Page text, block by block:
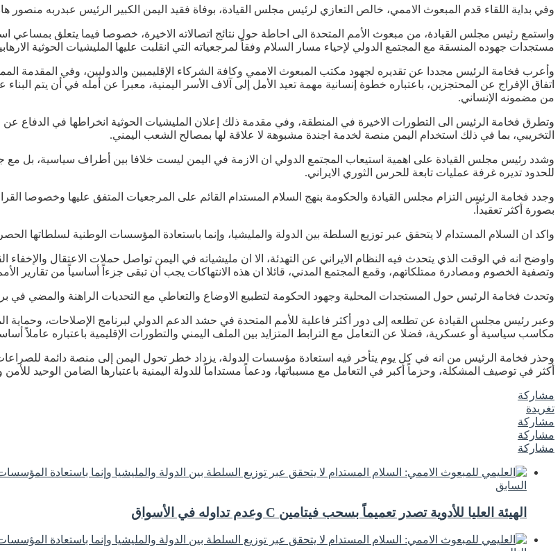
وفي بداية اللقاء قدم المبعوث الاممي، خالص التعازي لرئيس مجلس القيادة، بوفاة فقيد اليمن الكبير الرئيس عبدربه منصور
مستجدات جهوده المنسقة مع المجتمع الدولي لإحياء مسار السلام وفقاً لمرجعياته التي انقلبت عليها المليشيات الحوثية
وأعرب فخامة الرئيس مجددا عن تقديره لجهود مكتب المبعوث الاممي وكافة الشركاء الإقليميين والدوليين، وفي المقدمة
اتفاق الإفراج عن المحتجزين، باعتباره خطوة إنسانية مهمة تعيد الأمل إلى آلاف الأسر اليمنية، معبرا عن أمله في أن يتم
من مضمونه الإنساني.
وتطرق فخامة الرئيس الى التطورات الاخيرة في المنطقة، وفي مقدمة ذلك إعلان المليشيات الحوثية انخراطها في الدفاع عن
التخريبي، بما في ذلك استخدام اليمن منصة لخدمة اجندة مشبوهة لا علاقة لها بمصالح الشعب اليمني.
وشدد رئيس مجلس القيادة على اهمية استيعاب المجتمع الدولي ان الازمة في اليمن ليست خلافا بين أطراف سياسية، بل مع
للحدود تديره غرفة عمليات تابعة للحرس الثوري الايراني.
بصورة أكثر تعقيداً.
واكد ان السلام المستدام لا يتحقق عبر توزيع السلطة بين الدولة والمليشيا، وإنما باستعادة المؤسسات الوطنية لسلطاتها
واوضح انه في الوقت الذي يتحدث فيه النظام الايراني عن التهدئة، الا ان مليشياته في اليمن تواصل حملات الاعتقال والإخفاء
وتصفية الخصوم ومصادرة ممتلكاتهم، وقمع المجتمع المدني، قائلا ان هذه الانتهاكات يجب أن تبقى جزءاً أساسياً من تقارير
وتحدث فخامة الرئيس حول المستجدات المحلية وجهود الحكومة لتطبيع الاوضاع والتعاطي مع التحديات الراهنة والمضي في
وعبر رئيس مجلس القيادة عن تطلعه إلى دور أكثر فاعلية للأمم المتحدة في حشد الدعم الدولي لبرنامج الإصلاحات، وحماية
مكاسب سياسية أو عسكرية، فضلا عن التعامل مع الترابط المتزايد بين الملف اليمني والتطورات الإقليمية باعتباره عاملاً
وحذر فخامة الرئيس من انه في كل يوم يتأخر فيه استعادة مؤسسات الدولة، يزداد خطر تحول اليمن إلى منصة دائمة للصراعات
أكثر في توصيف المشكلة، وحزماً أكبر في التعامل مع مسبباتها، ودعماً مستداماً للدولة اليمنية باعتبارها الضامن الوحيد للأمن
مشاركة
تغريدة
مشاركة
مشاركة
مشاركة
السابق
الهيئة العليا للأدوية تصدر تعميماً بسحب فيتامين C وعدم تداوله في الأسواق